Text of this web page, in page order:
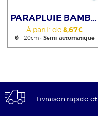
PARAPLUIE BAMBOU AUTO
À partir de 8,67€
Ø120cm • Semi-automatique
Livraison rapide